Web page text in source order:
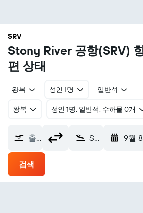
SRV
Stony River 공항(SRV)
편 상태
왕복 성인 1명 일반석
왕복 ​성인 1명, 일반석, 수하물 0개
출발지 Stony River (SRV) 9월
검색